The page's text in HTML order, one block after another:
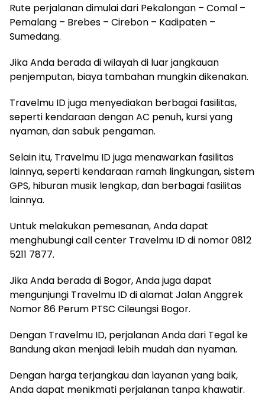
Rute perjalanan dimulai dari Pekalongan – Comal –
Pemalang – Brebes – Cirebon – Kadipaten –
Sumedang.
Jika Anda berada di wilayah di luar jangkauan
penjemputan, biaya tambahan mungkin dikenakan.
Travelmu ID juga menyediakan berbagai fasilitas,
seperti kendaraan dengan AC penuh, kursi yang
nyaman, dan sabuk pengaman.
Selain itu, Travelmu ID juga menawarkan fasilitas
lainnya, seperti kendaraan ramah lingkungan, sistem
GPS, hiburan musik lengkap, dan berbagai fasilitas
lainnya.
Untuk melakukan pemesanan, Anda dapat
menghubungi call center Travelmu ID di nomor 0812
5211 7877.
Jika Anda berada di Bogor, Anda juga dapat
mengunjungi Travelmu ID di alamat Jalan Anggrek
Nomor 86 Perum PTSC Cileungsi Bogor.
Dengan Travelmu ID, perjalanan Anda dari Tegal ke
Bandung akan menjadi lebih mudah dan nyaman.
Dengan harga terjangkau dan layanan yang baik,
Anda dapat menikmati perjalanan tanpa khawatir.